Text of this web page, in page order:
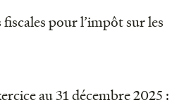
fiscales pour l’impôt sur les
au 31 décembre 2025 :